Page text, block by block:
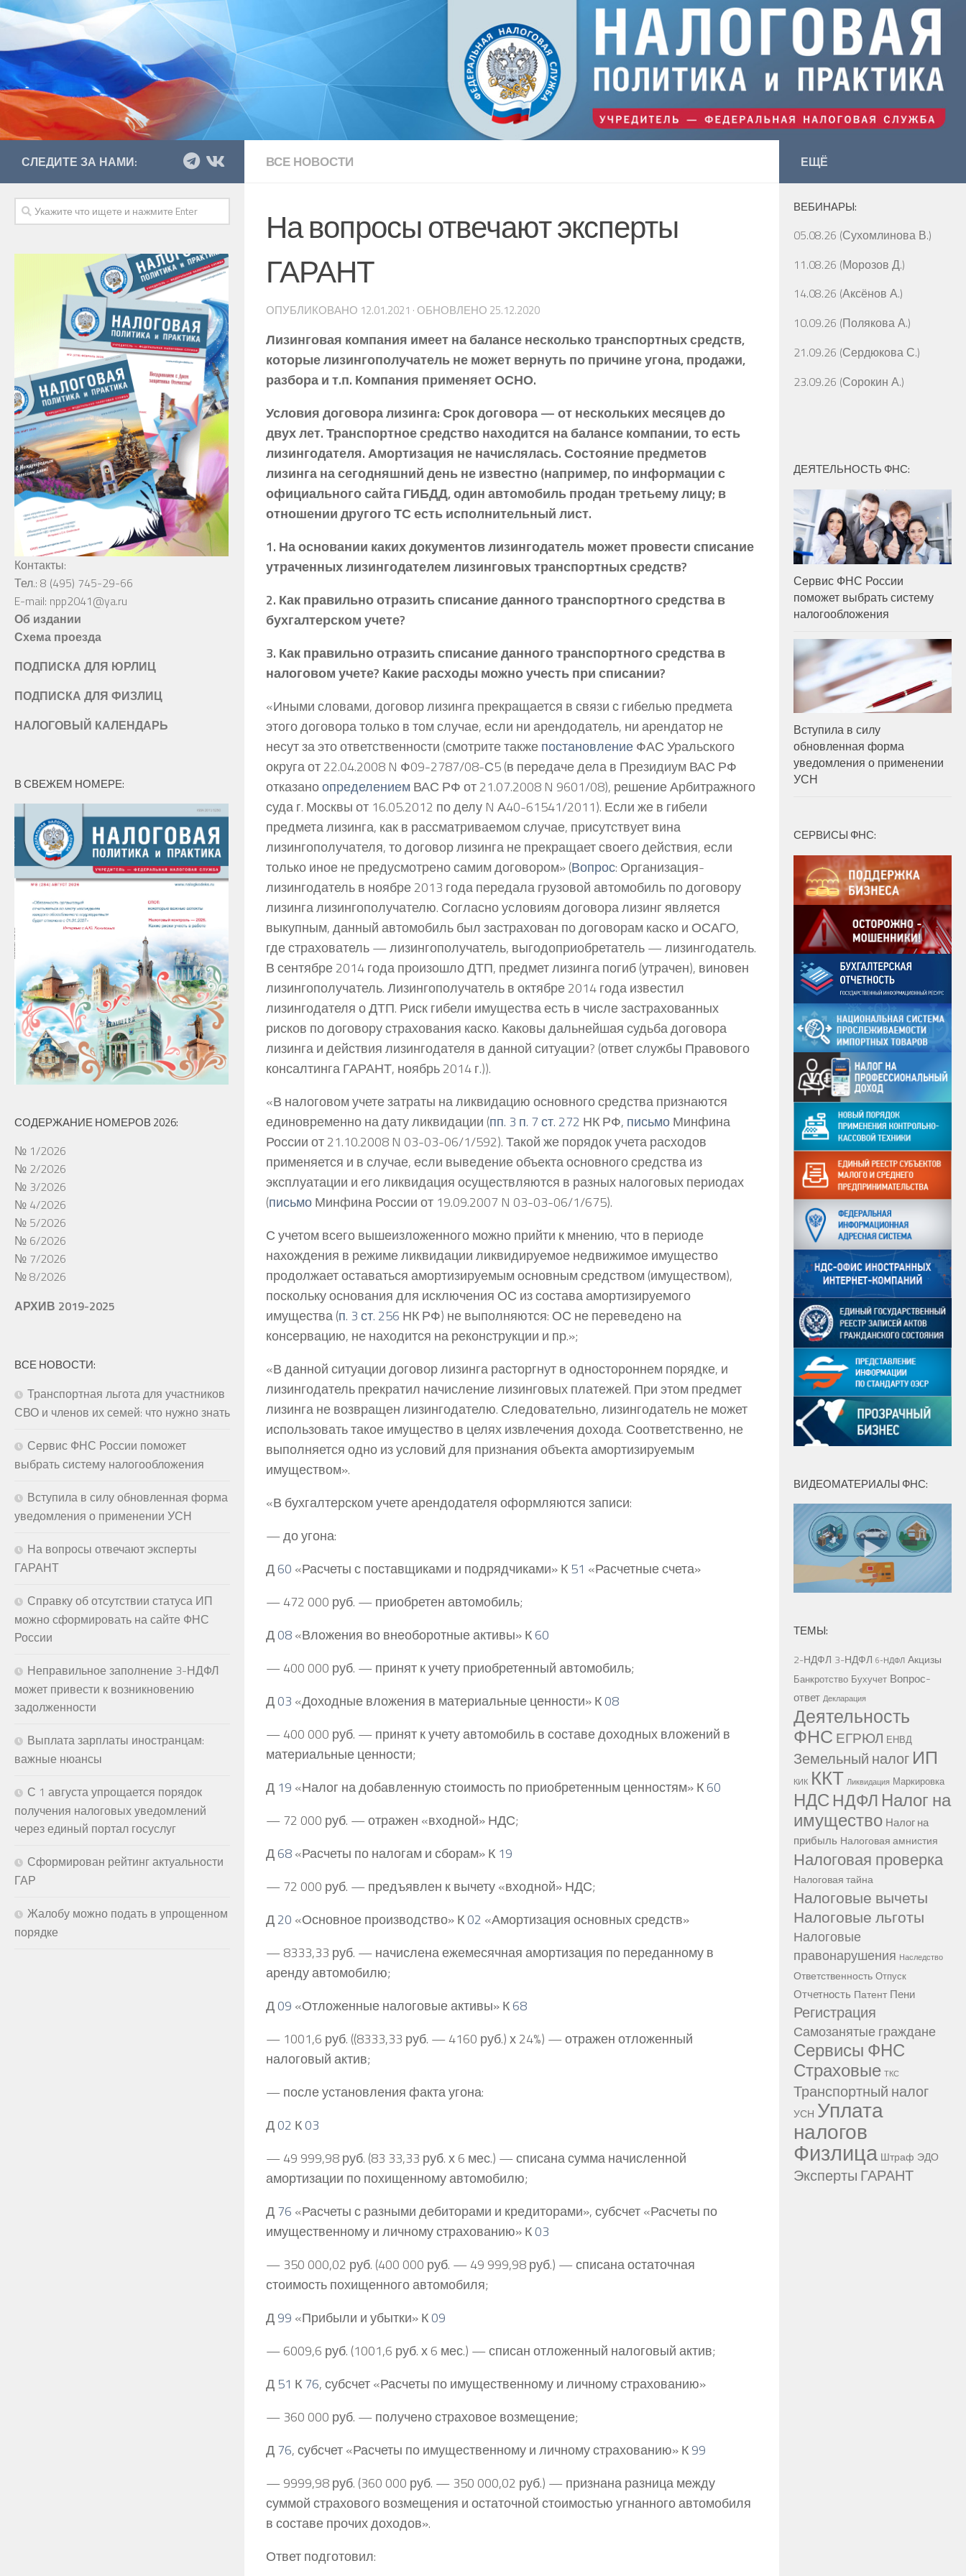
ВСЕ НОВОСТИ
На вопросы отвечают эксперты
ГАРАНТ
ОПУБЛИКОВАНО 12.01.2021 · ОБНОВЛЕНО 25.12.2020
Лизинговая компания имеет на балансе несколько транспортных средств,
которые лизингополучатель не может вернуть по причине угона, продажи,
разбора и т.п. Компания применяет ОСНО.
Условия договора лизинга: Срок договора — от нескольких месяцев до
двух лет. Транспортное средство находится на балансе компании, то есть
лизингодателя. Амортизация не начислялась. Состояние предметов
лизинга на сегодняшний день не известно (например, по информации с
официального сайта ГИБДД, один автомобиль продан третьему лицу; в
отношении другого ТС есть исполнительный лист.
1. На основании каких документов лизингодатель может провести списание
утраченных лизингодателем лизинговых транспортных средств?
2. Как правильно отразить списание данного транспортного средства в
бухгалтерском учете?
3. Как правильно отразить списание данного транспортного средства в
налоговом учете? Какие расходы можно учесть при списании?
«Иными словами, договор лизинга прекращается в связи с гибелью предмета
этого договора только в том случае, если ни арендодатель, ни арендатор не
несут за это ответственности (смотрите такжепостановлениеФАС Уральского
округа от 22.04.2008 N Ф09-2787/08-С5 (в передаче дела в Президиум ВАС РФ
отказаноопределениемВАС РФ от 21.07.2008 N 9601/08), решение Арбитражного
суда г. Москвы от 16.05.2012 по делу N А40-61541/2011). Если же в гибели
предмета лизинга, как в рассматриваемом случае, присутствует вина
лизингополучателя, то договор лизинга не прекращает своего действия, если
только иное не предусмотрено самим договором» (Вопрос: Организация-
лизингодатель в ноябре 2013 года передала грузовой автомобиль по договору
лизинга лизингополучателю. Согласно условиям договора лизинг является
выкупным, данный автомобиль был застрахован по договорам каско и ОСАГО,
где страхователь — лизингополучатель, выгодоприобретатель — лизингодатель.
В сентябре 2014 года произошло ДТП, предмет лизинга погиб (утрачен), виновен
лизингополучатель. Лизингополучатель в октябре 2014 года известил
лизингодателя о ДТП. Риск гибели имущества есть в числе застрахованных
рисков по договору страхования каско. Каковы дальнейшая судьба договора
лизинга и действия лизингодателя в данной ситуации? (ответ службы Правового
консалтинга ГАРАНТ, ноябрь 2014 г.)).
«В налоговом учете затраты на ликвидацию основного средства признаются
единовременно на дату ликвидации (пп. 3 п. 7 ст. 272 НК РФ, письмоМинфина
России от 21.10.2008 N 03-03-06/1/592). Такой же порядок учета расходов
применяется и в случае, если выведение объекта основного средства из
эксплуатации и его ликвидация осуществляются в разных налоговых периодах
(письмоМинфина России от 19.09.2007 N 03-03-06/1/675).
С учетом всего вышеизложенного можно прийти к мнению, что в периоде
нахождения в режиме ликвидации ликвидируемое недвижимое имущество
продолжает оставаться амортизируемым основным средством (имуществом),
поскольку основания для исключения ОС из состава амортизируемого
имущества (п. 3 ст. 256 НК РФ) не выполняются: ОС не переведено на
консервацию, не находится на реконструкции и пр.»;
«В данной ситуации договор лизинга расторгнут в одностороннем порядке, и
лизингодатель прекратил начисление лизинговых платежей. При этом предмет
лизинга не возвращен лизингодателю. Следовательно, лизингодатель не может
использовать такое имущество в целях извлечения дохода. Соответственно, не
выполняется одно из условий для признания объекта амортизируемым
имуществом».
«В бухгалтерском учете арендодателя оформляются записи:
— до угона:
Д60 «Расчеты с поставщиками и подрядчиками» К51 «Расчетные счета»
— 472 000 руб. — приобретен автомобиль;
Д08«Вложения во внеоборотные активы» К60
— 400 000 руб. — принят к учету приобретенный автомобиль;
Д03 «Доходные вложения в материальные ценности» К08
— 400 000 руб. — принят к учету автомобиль в составе доходных вложений в
материальные ценности;
Д 19 «Налог на добавленную стоимость по приобретенным ценностям» К60
— 72 000 руб. — отражен «входной» НДС;
Д68«Расчеты по налогам и сборам» К 19
— 72 000 руб. — предъявлен к вычету «входной» НДС;
Д20 «Основное производство» К02 «Амортизация основных средств»
— 8333,33 руб. — начислена ежемесячная амортизация по переданному в
аренду автомобилю;
Д09 «Отложенные налоговые активы» К68
— 1001,6 руб. ((8333,33 руб. — 4160 руб.) х 24%) — отражен отложенный
налоговый актив;
— после установления факта угона:
Д02 К03
— 49 999,98 руб. (83 33,33 руб. х 6 мес.) — списана сумма начисленной
амортизации по похищенному автомобилю;
Д76 «Расчеты с разными дебиторами и кредиторами», субсчет «Расчеты по
имущественному и личному страхованию» К03
— 350 000,02 руб. (400 000 руб. — 49 999,98 руб.) — списана остаточная
стоимость похищенного автомобиля;
Д99 «Прибыли и убытки» К09
— 6009,6 руб. (1001,6 руб. х 6 мес.) — списан отложенный налоговый актив;
Д51 К76, субсчет «Расчеты по имущественному и личному страхованию»
— 360 000 руб. — получено страховое возмещение;
Д76, субсчет «Расчеты по имущественному и личному страхованию» К99
— 9999,98 руб. (360 000 руб. — 350 000,02 руб.) — признана разница между
суммой страхового возмещения и остаточной стоимостью угнанного автомобиля
в составе прочих доходов».
Ответ подготовил:
СЛЕДИТЕ ЗА НАМИ:
Контакты:
Тел.: 8 (495) 745-29-66
E-mail: npp2041@ya.ru
Об издании
Схема проезда
ПОДПИСКА ДЛЯ ЮРЛИЦ
ПОДПИСКА ДЛЯ ФИЗЛИЦ
НАЛОГОВЫЙ КАЛЕНДАРЬ
В СВЕЖЕМ НОМЕРЕ:
СОДЕРЖАНИЕ НОМЕРОВ 2026:
№ 1/2026
№ 2/2026
№ 3/2026
№ 4/2026
№ 5/2026
№ 6/2026
№ 7/2026
№ 8/2026
АРХИВ 2019-2025
ВСЕ НОВОСТИ:
Транспортная льгота для участников
СВО и членов их семей: что нужно знать
Сервис ФНС России поможет
выбрать систему налогообложения
Вступила в силу обновленная форма
уведомления о применении УСН
На вопросы отвечают эксперты
ГАРАНТ
Справку об отсутствии статуса ИП
можно сформировать на сайте ФНС
России
Неправильное заполнение 3-НДФЛ
может привести к возникновению
задолженности
Выплата зарплаты иностранцам:
важные нюансы
С 1 августа упрощается порядок
получения налоговых уведомлений
через единый портал госуслуг
Сформирован рейтинг актуальности
ГАР
Жалобу можно подать в упрощенном
порядке
ЕЩЁ
ВЕБИНАРЫ:
05.08.26 (Сухомлинова В.)
11.08.26 (Морозов Д.)
14.08.26 (Аксёнов А.)
10.09.26 (Полякова А.)
21.09.26 (Сердюкова С.)
23.09.26 (Сорокин А.)
ДЕЯТЕЛЬНОСТЬ ФНС:
Сервис ФНС России
поможет выбрать систему
налогообложения
Вступила в силу
обновленная форма
уведомления о применении
УСН
СЕРВИСЫ ФНС:
ВИДЕОМАТЕРИАЛЫ ФНС:
ТЕМЫ:
2-НДФЛ 3-НДФЛ 6-НДФЛ Акцизы
Банкротство Бухучет Вопрос-
ответ Декларация
Деятельность
ФНС ЕГРЮЛ ЕНВД
Земельный налог ИП
КИК ККТ Ликвидация Маркировка
НДС НДФЛ Налог на
имущество Налог на
прибыль Налоговая амнистия
Налоговая проверка
Налоговая тайна
Налоговые вычеты
Налоговые льготы
Налоговые
правонарушения Наследство
Ответственность Отпуск
Отчетность Патент Пени
Регистрация
Самозанятые граждане
Сервисы ФНС
Страховые ТКС
Транспортный налог
УСН Уплата
налогов
Физлица Штраф ЭДО
Эксперты ГАРАНТ